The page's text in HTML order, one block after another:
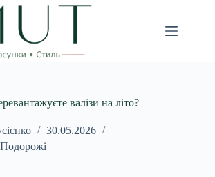
валізи на літо?
30.05.2026